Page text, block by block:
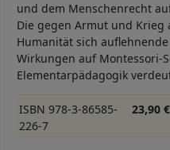
und dem Menschenrecht
Die gegen Armut und Krieg
Humanität sich
Wirkungen auf Montessori-
Elementarpädagogik
ISBN 978-3-86585-
226-7
23,90